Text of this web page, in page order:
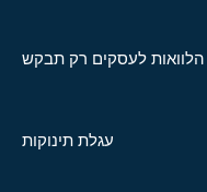
הלוואות לעסקים רק תבקש
עגלת תינוקות